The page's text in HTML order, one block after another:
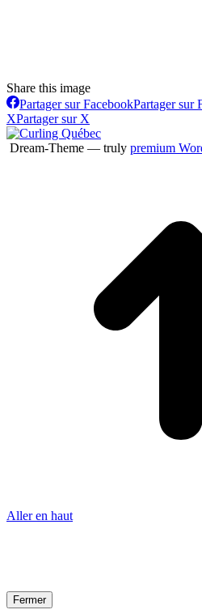
Share this image
Partager sur FacebookPartager sur
XPartager sur X
Dream-Theme — truly premium
Aller en haut
Fermer